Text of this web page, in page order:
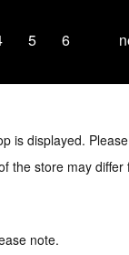
5 6
is displayed.
the store may
note.